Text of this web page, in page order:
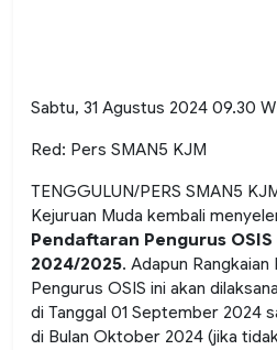
Sabtu, 31 Agustus 2024 09.30
Red: Pers SMAN5 KJM
TENGGULUN/PERS SMAN5
Kejuruan Muda kembali
Pendaftaran Pengurus OSIS
2024/2025. Adapun
Pengurus OSIS ini akan
di Tanggal 01 September 2024
di Bulan Oktober 2024 (jika